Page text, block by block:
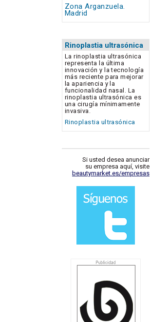
Zona Arganzuela.
Madrid
Rinoplastia ultrasónica
La rinoplastia ultrasónica
representa la última
innovación y la tecnología
más reciente para mejorar
la apariencia y la
funcionalidad nasal. La
rinoplastia ultrasónica es
una cirugía mínimamente
invasiva.
Rinoplastia ultrasónica
Si usted desea anunciar
su empresa aquí, visite
beautymarket.es/empresas